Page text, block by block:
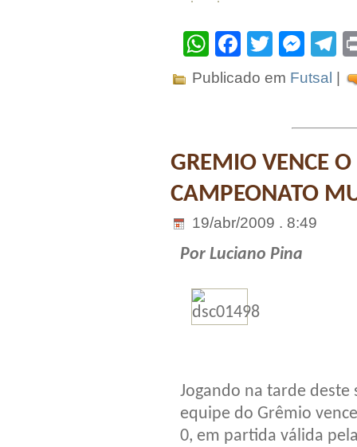
WhatsApp
Facebook
Twitter
Publicado em Futsal |
GREMIO VENCE
CAMPEONATO
19/abr/2009 . 8:49
Por Luciano Pina
Jogando na tarde deste
equipe do Grêmio
0, em partida válida